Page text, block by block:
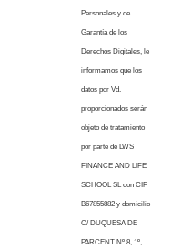
Personales y de
Garantía de los
Derechos Digitales, le
informamos que los
datos por Vd.
proporcionados serán
objeto de tratamiento
por parte de LWS
FINANCE AND LIFE
SCHOOL SL con CIF
B67855882 y domicilio
C/ DUQUESA DE
PARCENT Nº 8, 1º,